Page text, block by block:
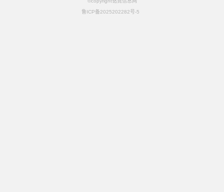
鲁ICP备2025202282号-5